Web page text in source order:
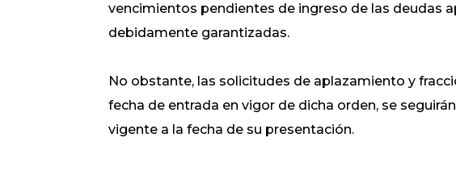
vencimientos pendientes de ingreso de las deudas
debidamente garantizadas.
No obstante, las solicitudes de aplazamiento y
fecha de entrada en vigor de dicha orden, se
vigente a la fecha de su presentación.